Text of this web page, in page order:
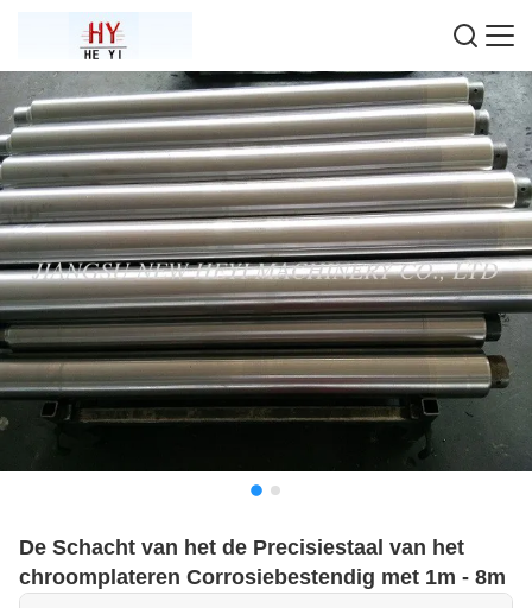
De Schacht van het de Precisiestaal van het
chroomplateren Corrosiebestendig met 1m - 8m